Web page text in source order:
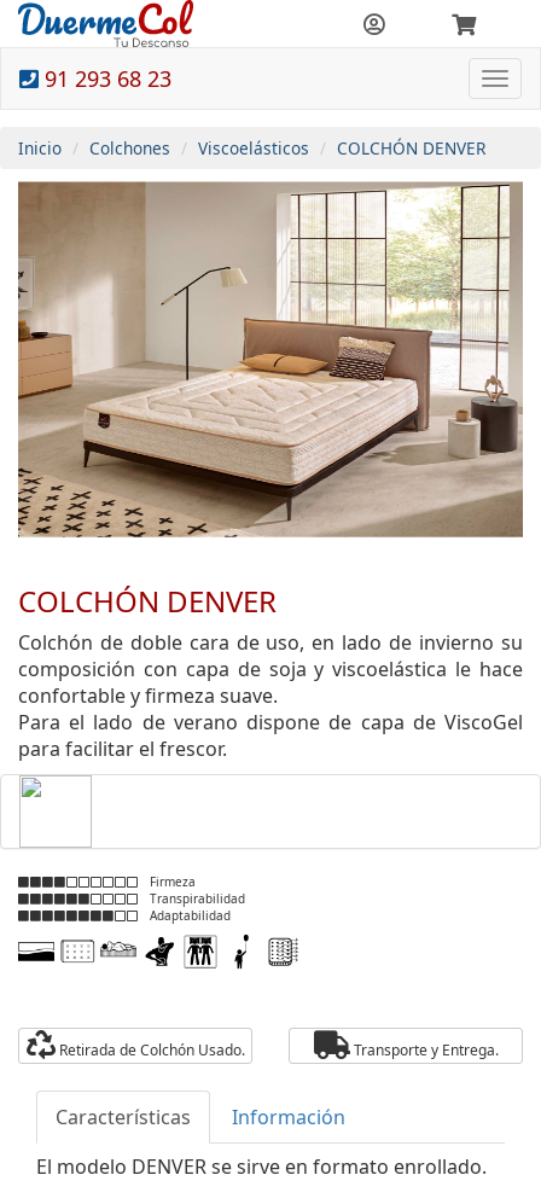
91 293 68 23
Inicio Colchones Viscoelásticos COLCHÓN DENVER
COLCHÓN DENVER
Colchón de doble cara de uso, en lado de invierno su
composición con capa de soja y viscoelástica le hace
confortable y firmeza suave.
Para el lado de verano dispone de capa de ViscoGel
para facilitar el frescor.
Firmeza
Transpirabilidad
Adaptabilidad
Retirada de Colchón Usado. Transporte y Entrega.
Características
Información
El modelo DENVER se sirve en formato enrollado.